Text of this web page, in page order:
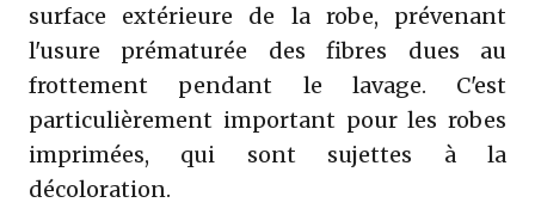
surface extérieure de la robe, prévenant
l'usure prématurée des fibres dues au
frottement pendant le lavage. C'est
particulièrement important pour les robes
imprimées, qui sont sujettes à la
décoloration.